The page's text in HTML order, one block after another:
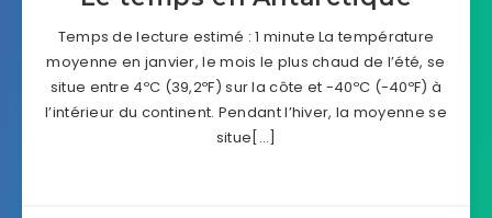
Temps de lecture estimé : 1 minute La température
moyenne en janvier, le mois le plus chaud de l’été, se
situe entre 4ºC (39,2ºF) sur la côte et -40ºC (-40ºF) à
l’intérieur du continent. Pendant l’hiver, la moyenne se
situe[…]